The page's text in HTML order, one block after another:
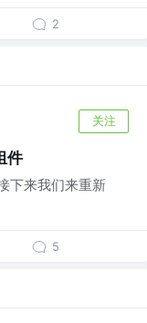
2
关注
件
下来我们来重新
5